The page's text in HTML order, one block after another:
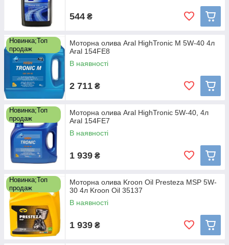
544 ₴
Новинка;Топ
продаж
Моторна олива Aral HighTronic M 5W-40 4л
Aral 154FE8
В наявності
2 711 ₴
Новинка;Топ
продаж
Моторна олива Aral HighTronic 5W-40, 4л
Aral 154FE7
В наявності
1 939 ₴
Новинка;Топ
продаж
Моторна олива Kroon Oil Presteza MSP 5W-
30 4л Kroon Oil 35137
В наявності
1 939 ₴